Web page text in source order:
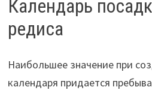
Календарь
редиса
Наибольшее значение при
календаря придается